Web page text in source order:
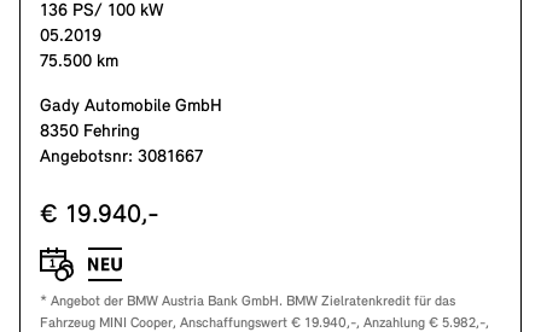
136 PS/ 100 kW
05.2019
75.500 km
Gady Automobile GmbH
8350 Fehring
Angebotsnr: 3081667
€ 19.940,-
* Angebot der BMW Austria Bank GmbH. BMW Zielratenkredit für das
Fahrzeug MINI Cooper, Anschaffungswert € 19.940,-, Anzahlung € 5.982,-,